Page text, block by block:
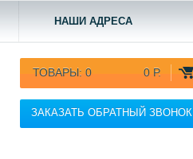
НАШИ АДРЕСА
ТОВАРЫ: 0 0 Р.
ЗАКАЗАТЬ ОБРАТНЫЙ ЗВОНОК